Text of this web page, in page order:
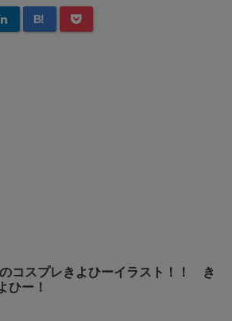
B!
のコスプレきよひーイラスト！！ き
ひー！